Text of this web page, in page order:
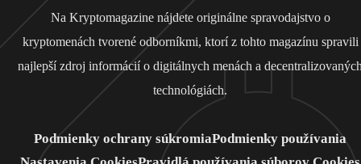
Na Kryptomagazine nájdete originálne spravodajstvo o
kryptomenách tvorené odborníkmi, ktorí z tohto magazínu spravili
najlepší zdroj informácií o digitálnych menách a
technológiách.
Podmienky ochrany súkromiaPodmienky používania